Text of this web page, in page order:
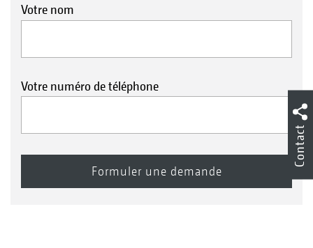
Votre nom
Votre numéro de téléphone
Contact